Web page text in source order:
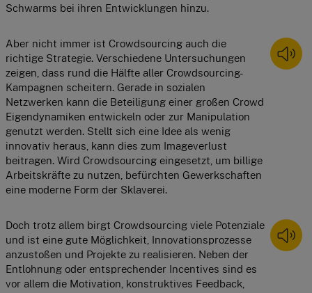
Schwarms bei ihren Entwicklungen hinzu.
Aber nicht immer ist Crowdsourcing auch die
richtige Strategie. Verschiedene Untersuchungen
zeigen, dass rund die Hälfte aller Crowdsourcing-
Kampagnen scheitern. Gerade in sozialen
Netzwerken kann die Beteiligung einer großen Crowd
Eigendynamiken entwickeln oder zur Manipulation
genutzt werden. Stellt sich eine Idee als wenig
innovativ heraus, kann dies zum Imageverlust
beitragen. Wird Crowdsourcing eingesetzt, um billige
Arbeitskräfte zu nutzen, befürchten Gewerkschaften
eine moderne Form der Sklaverei.
Doch trotz allem birgt Crowdsourcing viele Potenziale
und ist eine gute Möglichkeit, Innovationsprozesse
anzustoßen und Projekte zu realisieren. Neben der
Entlohnung oder entsprechender Incentives sind es
vor allem die Motivation, konstruktives Feedback,